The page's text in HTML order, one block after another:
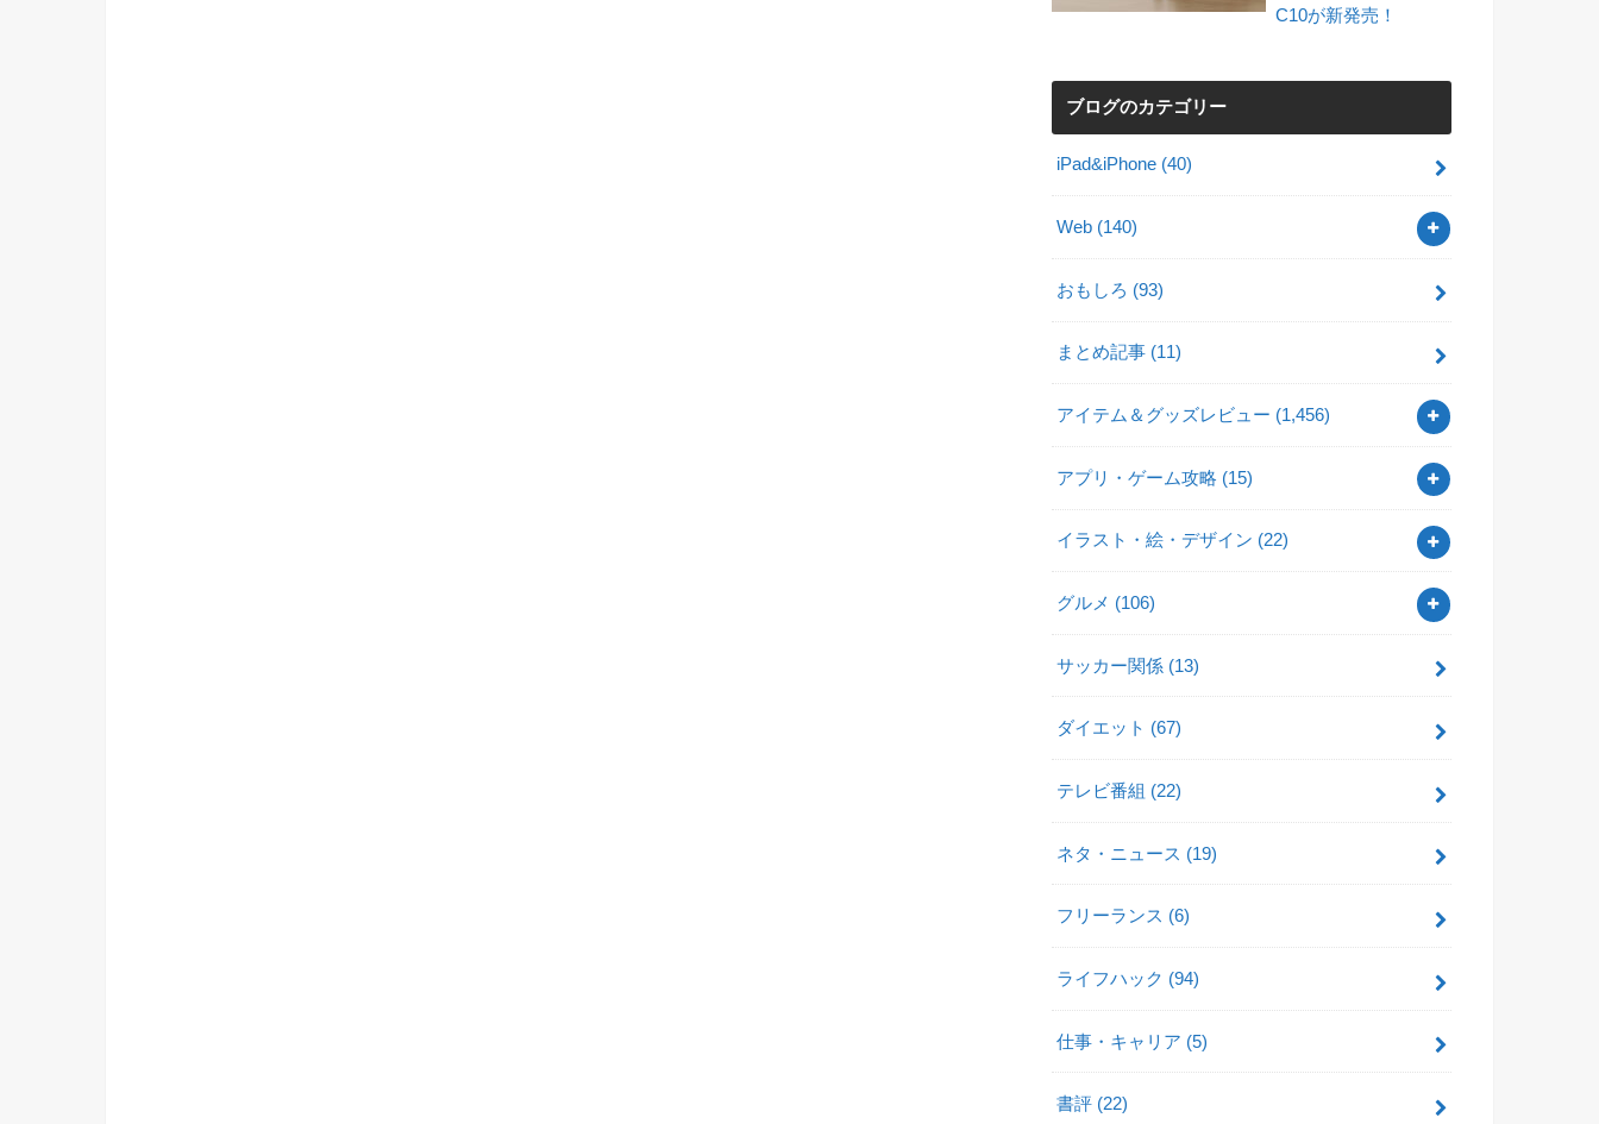
C10が新発売！
ブログのカテゴリー
iPad&iPhone (40)
Web (140)
おもしろ (93)
まとめ記事 (11)
アイテム＆グッズレビュー (1,456)
アプリ・ゲーム攻略 (15)
イラスト・絵・デザイン (22)
グルメ (106)
サッカー関係 (13)
ダイエット (67)
テレビ番組 (22)
ネタ・ニュース (19)
フリーランス (6)
ライフハック (94)
仕事・キャリア (5)
書評 (22)